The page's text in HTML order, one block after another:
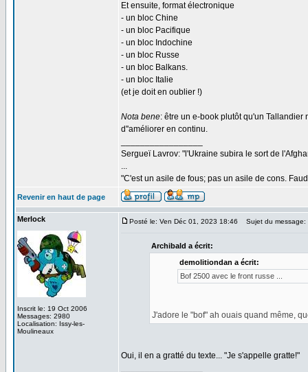
Et ensuite, format électronique
- un bloc Chine
- un bloc Pacifique
- un bloc Indochine
- un bloc Russe
- un bloc Balkans.
- un bloc Italie
(et je doit en oublier !)
Nota bene: être un e-book plutôt qu'un
d''améliorer en continu.
Sergueï Lavrov: "l'Ukraine subira le sort de
...
"C'est un asile de fous; pas un asile de cons.
Revenir en haut de page
Merlock
Inscrit le: 19 Oct 2006
Messages: 2980
Localisation: Issy-les-
Moulineaux
Posté le: Ven Déc 01, 2023 18:46 Sujet du message:
Archibald a écrit:
demolitiondan a écrit:
Bof 2500 avec le front russe ...
J'adore le "bof" ah ouais quand même,
Oui, il en a gratté du texte... "Je s'appelle gratte!"